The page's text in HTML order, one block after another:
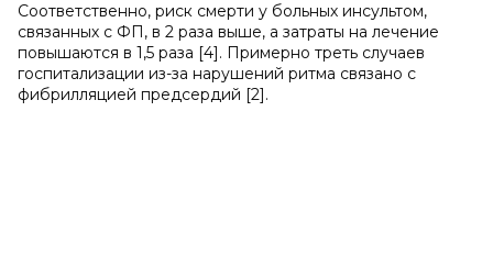
Соответственно, риск смерти у больных инсультом,
связанных с ФП, в 2 раза выше, а затраты на лечение
повышаются в 1,5 раза [4]. Примерно треть случаев
госпитализации из-за нарушений ритма связано с
фибрилляцией предсердий [2].